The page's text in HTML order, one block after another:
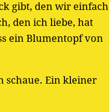
gibt, den wir einfach
den ich liebe, hat
ein Blumentopf von
schaue. Ein kleiner